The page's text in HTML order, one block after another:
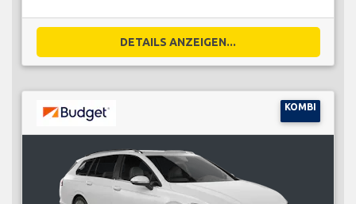
DETAILS ANZEIGEN...
KOMBI